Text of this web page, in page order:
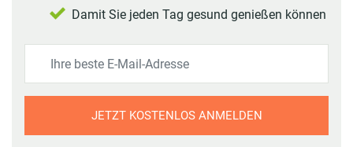
Damit Sie jeden Tag gesund genießen können
JETZT KOSTENLOS ANMELDEN